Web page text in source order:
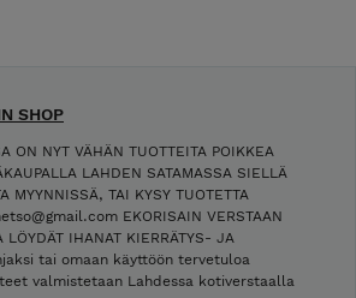
SHOP
ON NYT VÄHÄN TUOTTEITA POIKKEA
LAHDEN SATAMASSA SIELLÄ
MYYNNISSÄ, TAI KYSY TUOTETTA
EKORISAIN VERSTAAN
LÖYDÄT IHANAT KIERRÄTYS- JA
tai omaan käyttöön tervetuloa
valmistetaan Lahdessa kotiverstaalla